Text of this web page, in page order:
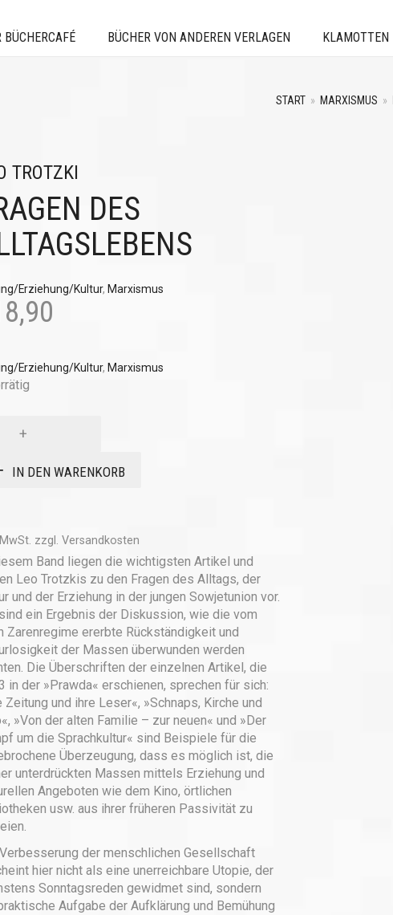
BÜCHERCAFÉ BÜCHER VON ANDEREN VERLAGEN KLAMOTTEN
START » MARXISMUS »
TROTZKI
DES
Erziehung/Kultur, Marxismus
Erziehung/Kultur, Marxismus
IN DEN WARENKORB
zzgl. Versandkosten
Band liegen die wichtigsten Artikel und
Leo Trotzkis zu den Fragen des Alltags, der
und der Erziehung in der jungen Sowjetunion vor.
ein Ergebnis der Diskussion, wie die vom
Zarenregime ererbte Rückständigkeit und
der Massen überwunden werden
Die Überschriften der einzelnen Artikel, die
in der »Prawda« erschienen, sprechen für sich:
Zeitung und ihre Leser«, »Schnaps, Kirche und
»Von der alten Familie – zur neuen« und »Der
um die Sprachkultur« sind Beispiele für die
Überzeugung, dass es möglich ist, die
unterdrückten Massen mittels Erziehung und
Angeboten wie dem Kino, örtlichen
usw. aus ihrer früheren Passivität zu
der menschlichen Gesellschaft
hier nicht als eine unerreichbare Utopie, der
Sonntagsreden gewidmet sind, sondern
Aufgabe der Aufklärung und Bemühung